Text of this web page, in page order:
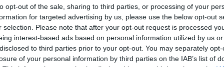
opt-out of the sale, sharing to third parties, or processing of your
for targeted advertising by us, please use the below opt-out
selection. Please note that after your opt-out request is processed
interest-based ads based on personal information utilized by us
to third parties prior to your opt-out. You may separately
of your personal information by third parties on the IAB’s list of
from AI-generated European
meetings in Tirana.
original – Euronews